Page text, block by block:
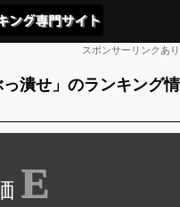
スポンサーリンクあり
潰せ」のランキング情
E